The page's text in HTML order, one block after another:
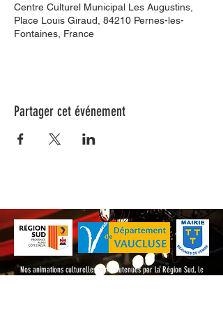
Centre Culturel Municipal Les Augustins,
Place Louis Giraud, 84210 Pernes-les-
Fontaines, France
Partager cet événement
Nos animations culturelles sont soutenues par la Région Sud, le